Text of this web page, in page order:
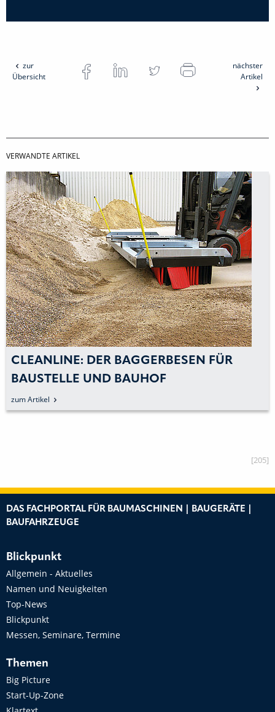
zur
Übersicht
nächster
Artikel
VERWANDTE ARTIKEL
CLEANLINE: DER BAGGERBESEN FÜR
BAUSTELLE UND BAUHOF
zum Artikel
[205]
DAS FACHPORTAL FÜR BAUMASCHINEN | BAUGERÄTE |
BAUFAHRZEUGE
Blickpunkt
Allgemein - Aktuelles
Namen und Neuigkeiten
Top-News
Blickpunkt
Messen, Seminare, Termine
Themen
Big Picture
Start-Up-Zone